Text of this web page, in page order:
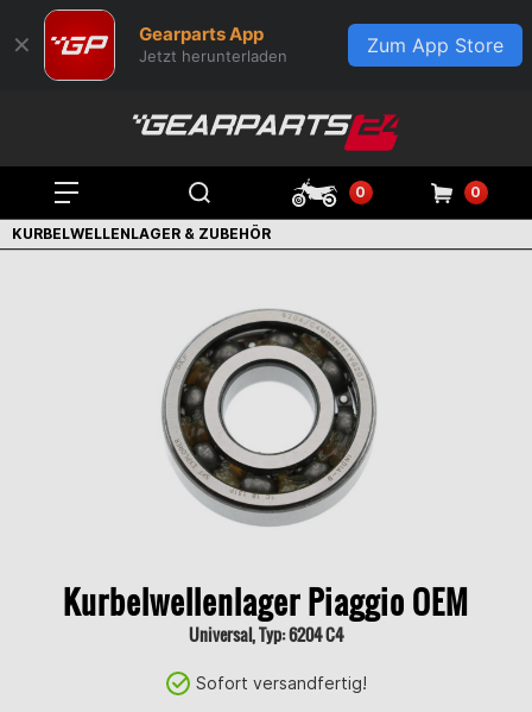
✕ Gearparts App
Jetzt herunterladen Zum App Store
0 0
KURBELWELLENLAGER & ZUBEHÖR
Kurbelwellenlager Piaggio OEM
Universal, Typ: 6204 C4
Sofort versandfertig!